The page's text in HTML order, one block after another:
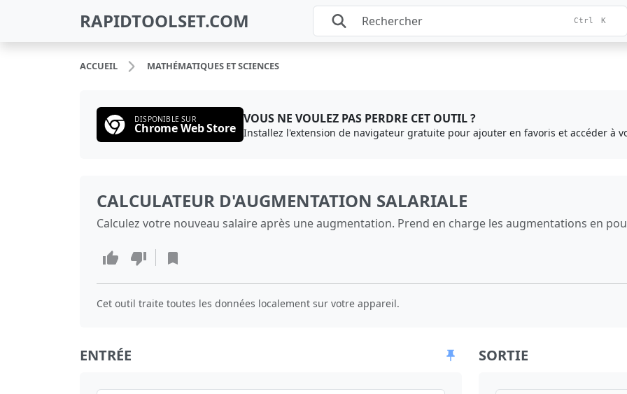
RAPIDTOOLSET.COM Ctrl K
ACCUEIL MATHÉMATIQUES ET SCIENCES
DISPONIBLE SUR
Chrome Web Store
VOUS NE VOULEZ PAS PERDRE CET OUTIL ?
Installez l'extension de navigateur gratuite pour ajouter en favoris et accéder à
CALCULATEUR D'AUGMENTATION SALARIALE
Calculez votre nouveau salaire après une augmentation. Prend en charge les augmentations en
Cet outil traite toutes les données localement sur votre appareil.
ENTRÉE SORTIE